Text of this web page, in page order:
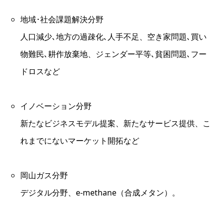
地域･社会課題解決分野
人口減少､地方の過疎化､人手不足、空き家問題､買い
物難民､耕作放棄地、ジェンダー平等､貧困問題､フー
ドロスなど
イノベーション分野
新たなビジネスモデル提案、新たなサービス提供、こ
れまでにないマーケット開拓など
岡山ガス分野
デジタル分野、e-methane（合成メタン）。